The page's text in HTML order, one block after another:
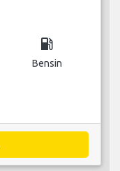
local_gas_station
Bensin